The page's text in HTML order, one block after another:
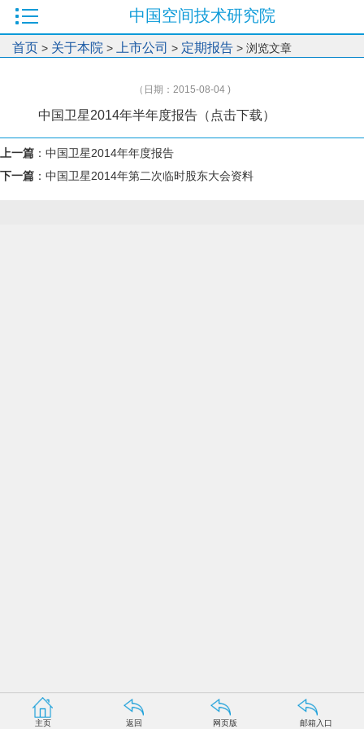
中国空间技术研究院
首页 > 关于本院 > 上市公司 > 定期报告 > 浏览文章
（日期：2015-08-04 )
中国卫星2014年半年度报告 （点击下载）
上一篇 ： 中国卫星2014年年度报告
下一篇 ： 中国卫星2014年第二次临时股东大会资料
主页 返回 网页版 邮箱入口